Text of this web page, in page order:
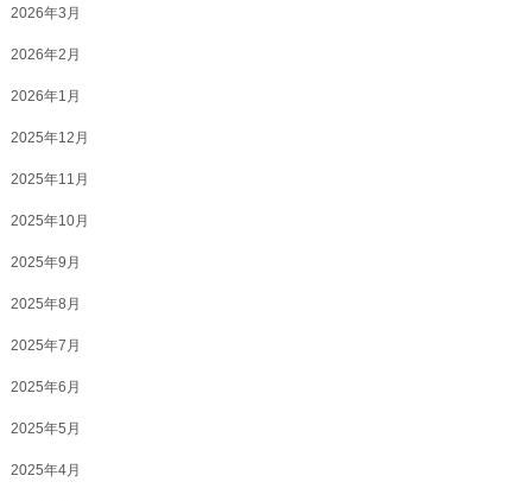
2026年3月
2026年2月
2026年1月
2025年12月
2025年11月
2025年10月
2025年9月
2025年8月
2025年7月
2025年6月
2025年5月
2025年4月